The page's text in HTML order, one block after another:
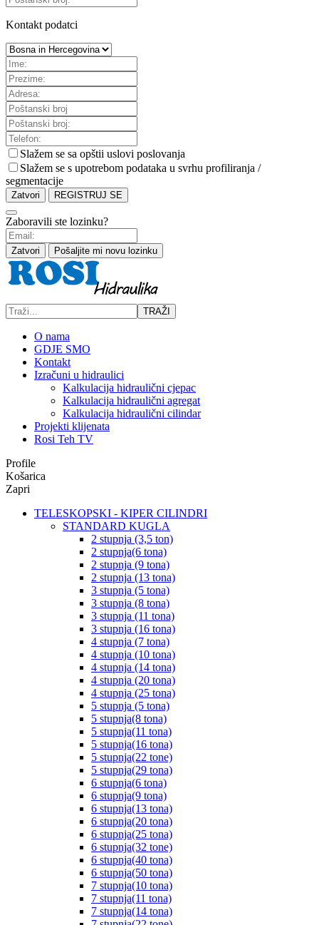
Kontakt podatci
Slažem se sa opštii uslovi poslovanja
Slažem se s upotrebom podataka u svrhu profiliranja /
segmentacije
Zatvori REGISTRUJ SE
Zaboravili ste lozinku?
Zatvori Pošaljite mi novu lozinku
TRAŽI
O nama
GDJE SMO
Kontakt
Izračuni u hidraulici
Kalkulacija hidraulični cjepac
Kalkulacija hidraulični agregat
Kalkulacija hidraulični cilindar
Projekti klijenata
Rosi Teh TV
Profile
Košarica
Zapri
TELESKOPSKI - KIPER CILINDRI
STANDARD KUGLA
2 stupnja (3,5 ton)
2 stupnja(6 tona)
2 stupnja (9 tona)
2 stupnja (13 tona)
3 stupnja (5 tona)
3 stupnja (8 tona)
3 stupnja (11 tona)
3 stupnja (16 tona)
4 stupnja (7 tona)
4 stupnja (10 tona)
4 stupnja (14 tona)
4 stupnja (20 tona)
4 stupnja (25 tona)
5 stupnja (5 tona)
5 stupnja(8 tona)
5 stupnja(11 tona)
5 stupnja(16 tona)
5 stupnja(22 tone)
5 stupnja(29 tona)
6 stupnja(6 tona)
6 stupnja(9 tona)
6 stupnja(13 tona)
6 stupnja(20 tona)
6 stupnja(25 tona)
6 stupnja(32 tone)
6 stupnja(40 tona)
6 stupnja(50 tona)
7 stupnja(10 tona)
7 stupnja(11 tona)
7 stupnja(14 tona)